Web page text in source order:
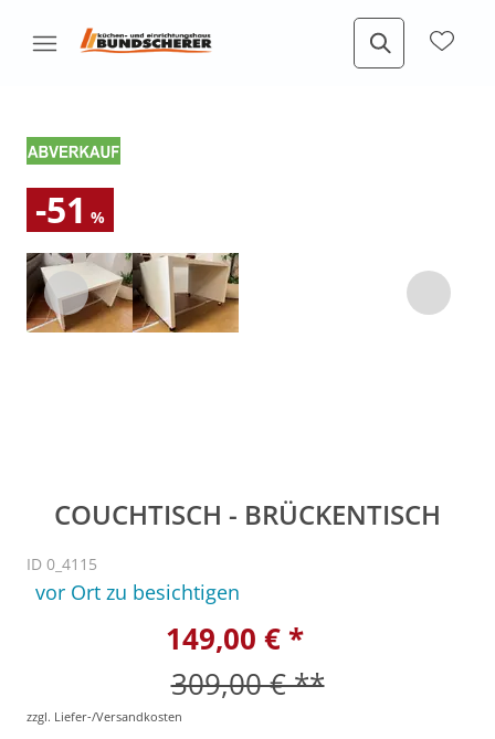
-51 %
COUCHTISCH - BRÜCKENTISCH
ID 0_4115
vor Ort zu besichtigen
149,00 € *
309,00 € **
zzgl. Liefer-/Versandkosten